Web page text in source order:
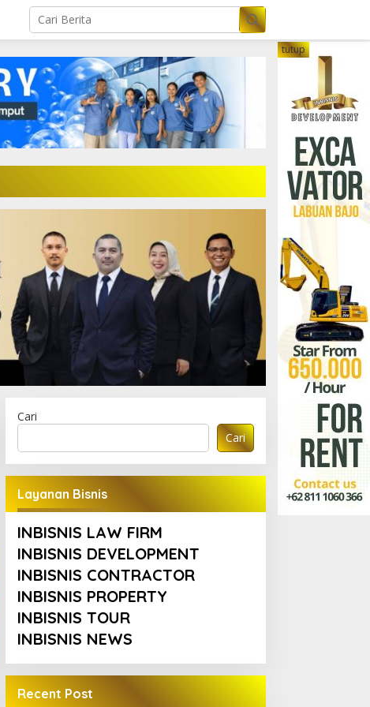
tutup
Cari
Cari
Layanan Bisnis
INBISNIS LAW FIRM
INBISNIS DEVELOPMENT
INBISNIS CONTRACTOR
INBISNIS PROPERTY
INBISNIS TOUR
INBISNIS NEWS
Recent Post